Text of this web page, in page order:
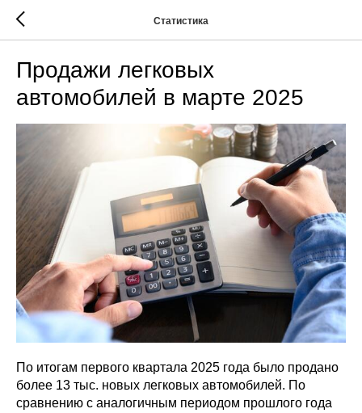
Статистика
Продажи легковых
автомобилей в марте 2025
По итогам первого квартала 2025 года было продано
более 13 тыс. новых легковых автомобилей. По
сравнению с аналогичным периодом прошлого года